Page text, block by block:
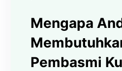
Mengapa
Pembasmi